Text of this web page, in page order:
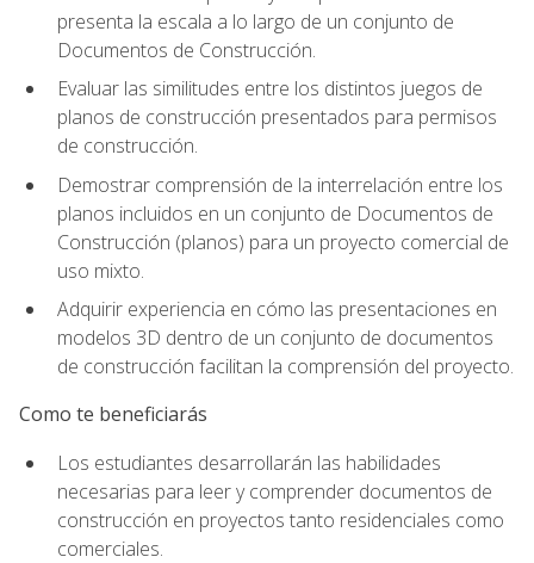
presenta la escala a lo largo de un conjunto de
Documentos de Construcción.
Evaluar las similitudes entre los distintos juegos de
planos de construcción presentados para permisos
de construcción.
Demostrar comprensión de la interrelación entre los
planos incluidos en un conjunto de Documentos de
Construcción (planos) para un proyecto comercial de
uso mixto.
Adquirir experiencia en cómo las presentaciones en
modelos 3D dentro de un conjunto de documentos
de construcción facilitan la comprensión del proyecto.
Como te beneficiarás
Los estudiantes desarrollarán las habilidades
necesarias para leer y comprender documentos de
construcción en proyectos tanto residenciales como
comerciales.